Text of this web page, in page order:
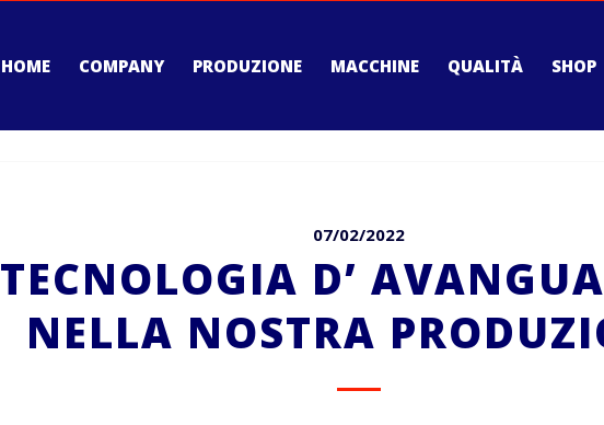
HOME COMPANY PRODUZIONE MACCHINE QUALITÀ SHOP
07/02/2022
TECNOLOGIA D’
NELLA NOSTRA